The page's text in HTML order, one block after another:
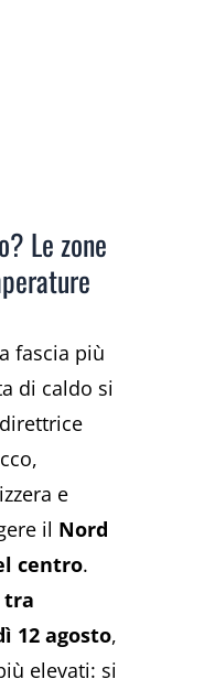
Le zone
fascia più
di caldo si
e
il Nord
centro.
tra
12 agosto,
elevati: si